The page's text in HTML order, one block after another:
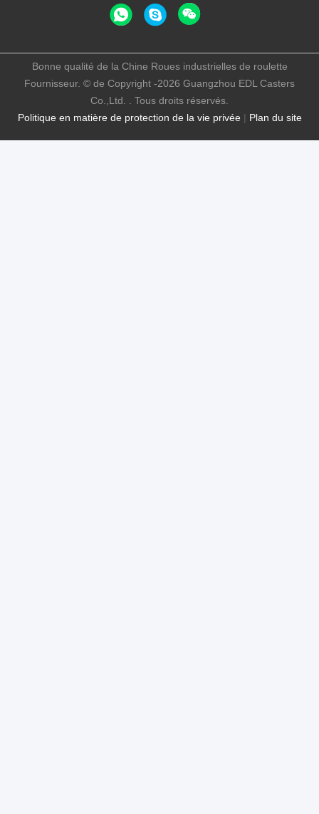
Politique en matière de protection de la vie privée| Plan du site
Bonne qualité de la Chine Roues industrielles de roulette
Fournisseur. © de Copyright -2026 Guangzhou EDL Casters
Co.,Ltd. . Tous droits réservés.